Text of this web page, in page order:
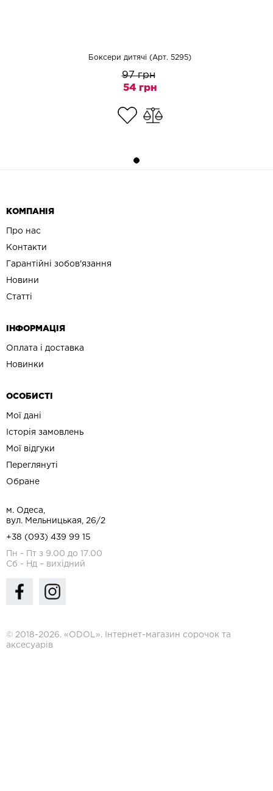
Боксери дитячі (Арт. 5295)
97 грн
54 грн
КОМПАНІЯ
Про нас
Контакти
Гарантійні зобов'язання
Новини
Статті
ІНФОРМАЦІЯ
Оплата і доставка
Новинки
ОСОБИСТІ
Мої дані
Історія замовлень
Мої відгуки
Переглянуті
Обране
м. Одеса,
вул. Мельницькая, 26/2
+38 (093) 439 99 15
Пн - Пт з 9.00 до 17.00
Сб - Нд – вихідний
© 2018-2026. «ODOL». Інтернет-магазин сорочок та
аксесуарів